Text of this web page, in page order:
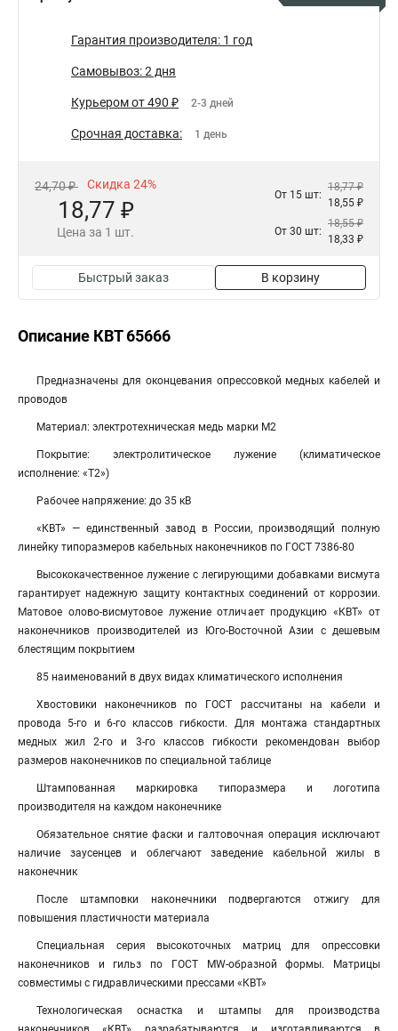
Гарантия производителя: 1 год
Самовывоз: 2 дня
Курьером от 490 ₽ 2-3 дней
Срочная доставка: 1 день
24,70 ₽ Скидка 24%
18,77 ₽
Цена за 1 шт.
От 15 шт:
18,77 ₽
18,55 ₽
От 30 шт:
18,55 ₽
18,33 ₽
Быстрый заказ В корзину
Описание КВТ 65666
Предназначены для оконцевания опрессовкой медных кабелей и
проводов
Материал: электротехническая медь марки М2
Покрытие: электролитическое лужение (климатическое
исполнение: «Т2»)
Рабочее напряжение: до 35 кВ
«КВТ» — единственный завод в России, производящий полную
линейку типоразмеров кабельных наконечников по ГОСТ 7386-80
Высококачественное лужение с легирующими добавками висмута
гарантирует надежную защиту контактных соединений от коррозии.
Матовое олово-висмутовое лужение отличает продукцию «КВТ» от
наконечников производителей из Юго-Восточной Азии с дешевым
блестящим покрытием
85 наименований в двух видах климатического исполнения
Хвостовики наконечников по ГОСТ рассчитаны на кабели и
провода 5-го и 6-го классов гибкости. Для монтажа стандартных
медных жил 2-го и 3-го классов гибкости рекомендован выбор
размеров наконечников по специальной таблице
Штампованная маркировка типоразмера и логотипа
производителя на каждом наконечнике
Обязательное снятие фаски и галтовочная операция исключают
наличие заусенцев и облегчают заведение кабельной жилы в
наконечник
После штамповки наконечники подвергаются отжигу для
повышения пластичности материала
Специальная серия высокоточных матриц для опрессовки
наконечников и гильз по ГОСТ MW-образной формы. Матрицы
совместимы с гидравлическими прессами «КВТ»
Технологическая оснастка и штампы для производства